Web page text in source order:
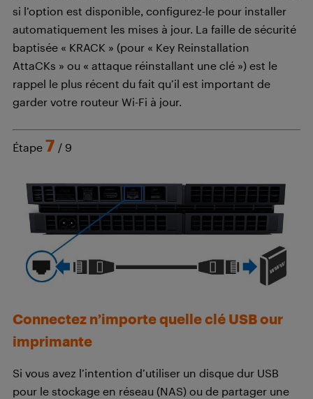
si l’option est disponible, configurez-le pour installer
automatiquement les mises à jour. La faille de sécurité
baptisée « KRACK » (pour « Key Reinstallation
AttaCKs » ou « attaque réinstallant une clé ») est le
rappel le plus récent du fait qu’il est important de
garder votre routeur Wi-Fi à jour.
Étape 7 / 9
Connectez n’importe quelle clé USB our
imprimante
Si vous avez l’intention d’utiliser un disque dur USB
pour le stockage en réseau (NAS) ou de partager une